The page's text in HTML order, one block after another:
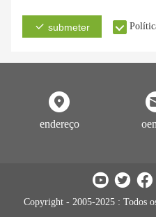
submeter
endereço
Copyright - 2005-2025 : Todos